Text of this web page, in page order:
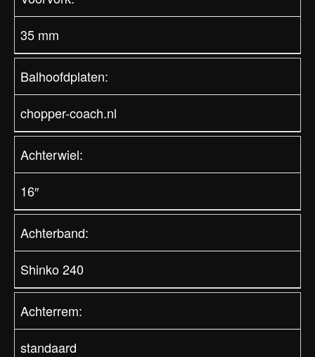
35 mm
Balhoofdplaten:
chopper-coach.nl
Achterwiel:
16″
Achterband:
Shinko 240
Achterrem:
standaard